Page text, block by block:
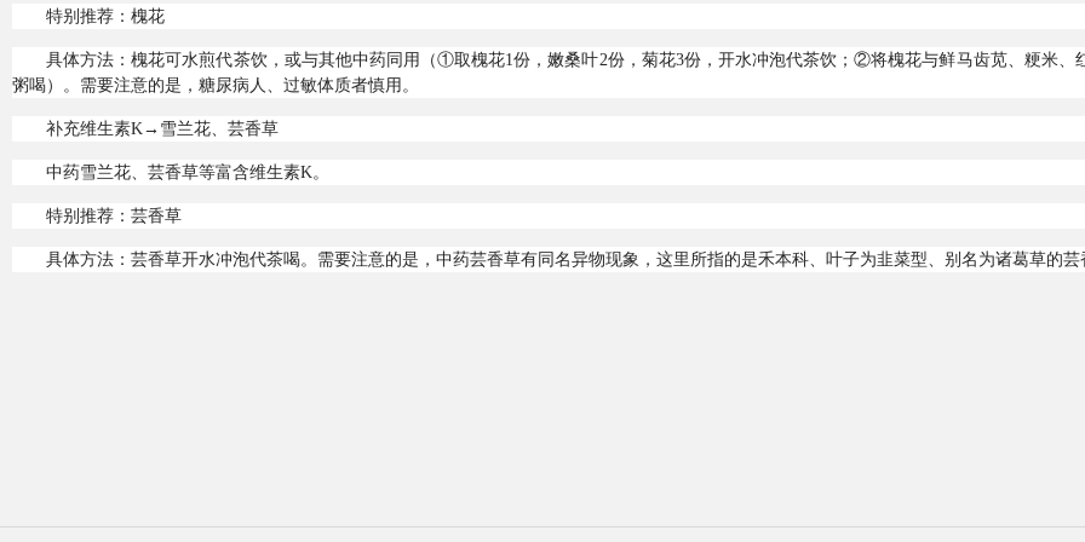
特别推荐：槐花
具体方法：槐花可水煎代茶饮，或与其他中药同用（①取槐花1份，嫩桑叶2份，菊花3份，开水冲泡代茶饮；②将槐花与鲜马齿苋、粳米、
粥喝）。需要注意的是，糖尿病人、过敏体质者慎用。
补充维生素K→雪兰花、芸香草
中药雪兰花、芸香草等富含维生素K。
特别推荐：芸香草
具体方法：芸香草开水冲泡代茶喝。需要注意的是，中药芸香草有同名异物现象，这里所指的是禾本科、叶子为韭菜型、别名为诸葛草的芸